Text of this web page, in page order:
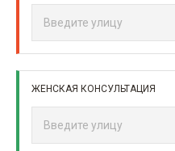
ЖЕНСКАЯ КОНСУЛЬТАЦИЯ